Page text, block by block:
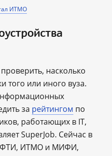
ИТМО
насколько
того или иного вуза.
за рейтингом по
работающих в IT,
SuperJob. Сейчас в
ИТМО и МИФИ,